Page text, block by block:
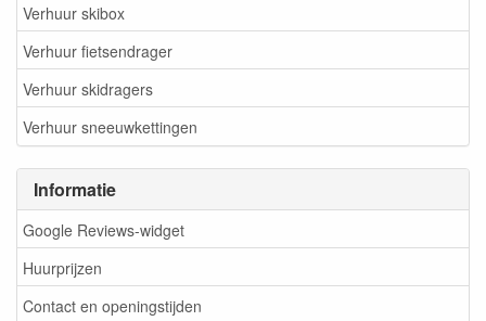
Verhuur skibox
Verhuur fietsendrager
Verhuur skidragers
Verhuur sneeuwkettingen
Informatie
Google Reviews-widget
Huurprijzen
Contact en openingstijden